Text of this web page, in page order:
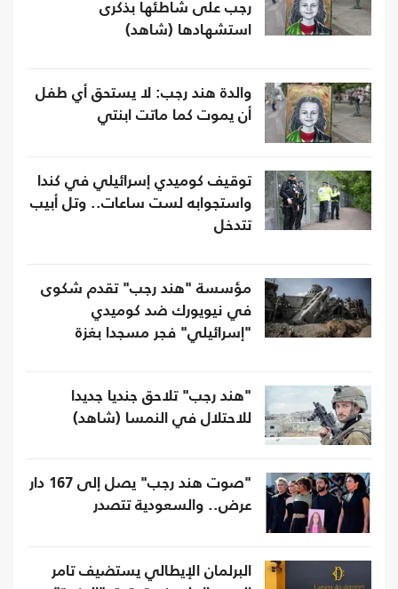
رجب على شاطئها بذكرى
استشهادها (شاهد)
والدة هند رجب: لا يستحق أي طفل
أن يموت كما ماتت ابنتي
توقيف كوميدي إسرائيلي في كندا
واستجوابه لست ساعات.. وتل أبيب
تتدخل
مؤسسة "هند رجب" تقدم شكوى
في نيويورك ضد كوميدي
"إسرائيلي" فجر مسجدا بغزة
"هند رجب" تلاحق جنديا جديدا
للاحتلال في النمسا (شاهد)
"صوت هند رجب" يصل إلى 167 دار
عرض.. والسعودية تتصدر
البرلمان الإيطالي يستضيف تامر